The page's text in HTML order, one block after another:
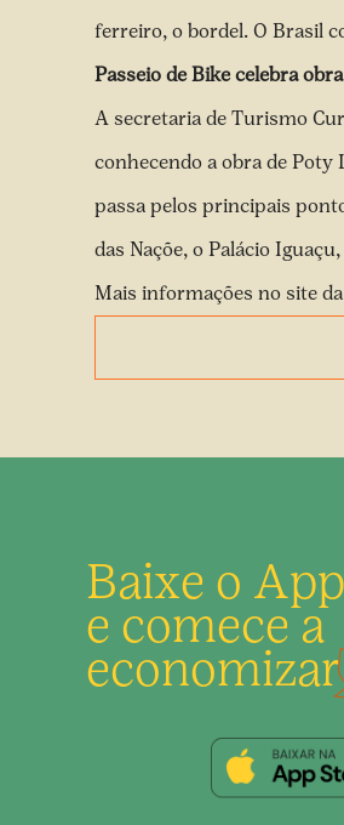
ferreiro, o bordel. O Brasil
Passeio de Bike celebra
A secretaria de Turismo
conhecendo a obra de
passa pelos principais
das Naçõe, o Palácio
Mais informações no site
Baixe o App
e comece a
economizar